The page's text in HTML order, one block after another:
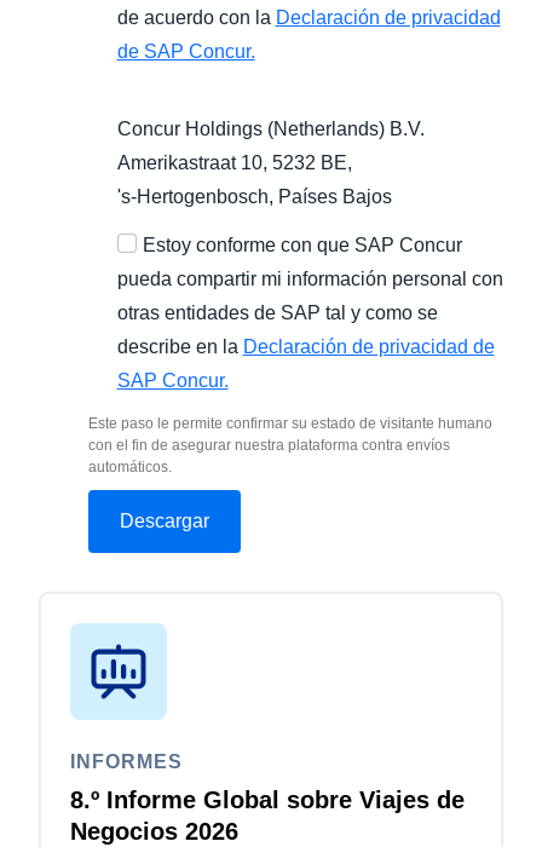
de acuerdo con la Declaración de privacidad
de SAP Concur.
Concur Holdings (Netherlands) B.V.
Amerikastraat 10, 5232 BE,
's-Hertogenbosch, Países Bajos
Estoy conforme con que SAP Concur
pueda compartir mi información personal con
otras entidades de SAP tal y como se
describe en la Declaración de privacidad de
SAP Concur.
Este paso le permite confirmar su estado de visitante humano
con el fin de asegurar nuestra plataforma contra envíos
automáticos.
INFORMES
8.º Informe Global sobre Viajes de
Negocios 2026